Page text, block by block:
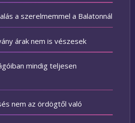
a szerelmemmel a Balatonnál
árak nem is vészesek
mindig teljesen
nem az ördögtől való